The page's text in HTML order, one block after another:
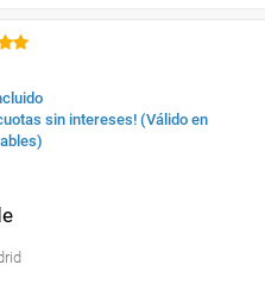
sin intereses! (Válido en